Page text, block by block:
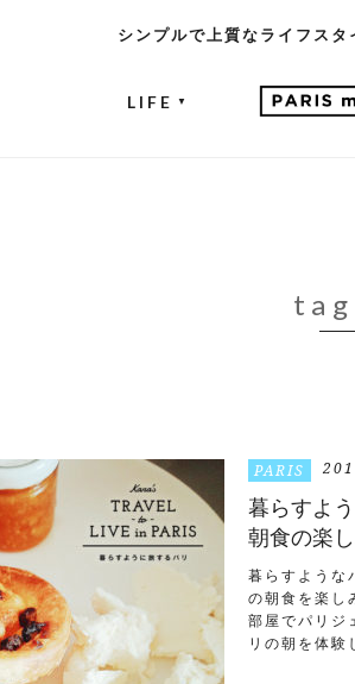
シンプルで上質なライフス
LIFE ▼
PARIS
暮らすよ
朝食の楽
暮らすような
の朝食を楽し
部屋でパリジ
リの朝を体験